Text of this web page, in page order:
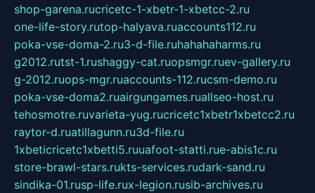
shop-garena.rucricetc-1-xbetr-1-xbetcc-2.ru
one-life-story.rutop-halyava.ruaccounts112.ru
poka-vse-doma-2.ru3-d-file.ruhahahaharms.ru
g2012.rutst-1.rushaggy-cat.ruopsmgr.ruev-gallery.ru
g-2012.ruops-mgr.ruaccounts-112.rucsm-demo.ru
poka-vse-doma2.ruairgungames.ruallseo-host.ru
tehosmotre.ruvarieta-yug.rucricetc1xbetr1xbetcc2.ru
raytor-d.ruatillagunn.ru3d-file.ru
1xbeticricetc1xbetti5.ruuafoot-statti.rue-abis1c.ru
store-brawl-stars.rukts-services.rudark-sand.ru
sindika-01.rusp-life.rux-legion.rusib-archives.ru